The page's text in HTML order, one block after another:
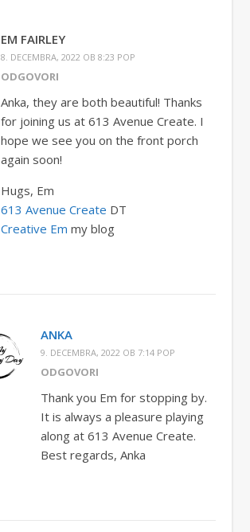
EM FAIRLEY
8. DECEMBRA, 2022 OB 8:23 POP
ODGOVORI
Anka, they are both beautiful! Thanks
for joining us at 613 Avenue Create. I
hope we see you on the front porch
again soon!
Hugs, Em
613 Avenue Create DT
Creative Em my blog
ANKA
9. DECEMBRA, 2022 OB 7:14 POP
ODGOVORI
Thank you Em for stopping by.
It is always a pleasure playing
along at 613 Avenue Create.
Best regards, Anka